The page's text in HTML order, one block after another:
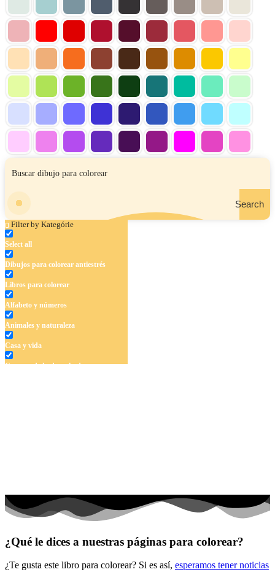
Search
Filter by Kategórie
Select all
Dibujos para colorear antiestrés
Libros para colorear
Alfabeto y números
Animales y naturaleza
Casa y vida
Cuentos de hadas y hadas
Halloween y otoño
Mandalas
Música e instrumentos musicales
¿Qué le dices a nuestras páginas para colorear?
¿Te gusta este libro para colorear? Si es así, esperamos tener noticias